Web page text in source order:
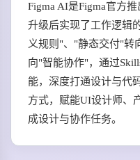
Figma AI是Figma官方
升级后实现了工作逻辑
义规则"、"静态交付"转
向"智能协作"，通过
能，深度打通设计与代
方式，赋能UI设计师、
成设计与协作任务。